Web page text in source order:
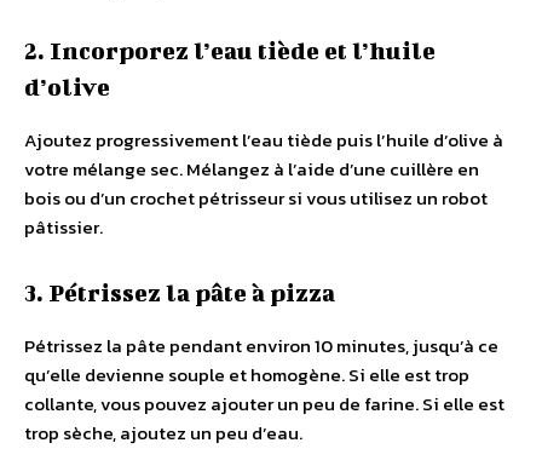
2. Incorporez l’eau tiède et l’huile
d’olive
Ajoutez progressivement l’eau tiède puis l’huile d’olive à
votre mélange sec. Mélangez à l’aide d’une cuillère en
bois ou d’un crochet pétrisseur si vous utilisez un robot
pâtissier.
3. Pétrissez la pâte à pizza
Pétrissez la pâte pendant environ 10 minutes, jusqu’à ce
qu’elle devienne souple et homogène. Si elle est trop
collante, vous pouvez ajouter un peu de farine. Si elle est
trop sèche, ajoutez un peu d’eau.